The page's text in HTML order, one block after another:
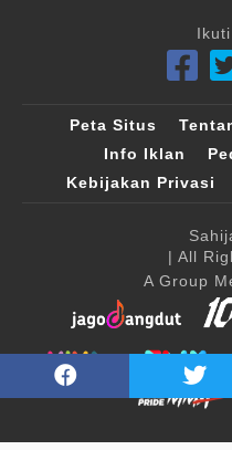
Peta Situs
Info Iklan
Kebijakan Privasi
| All
A Group